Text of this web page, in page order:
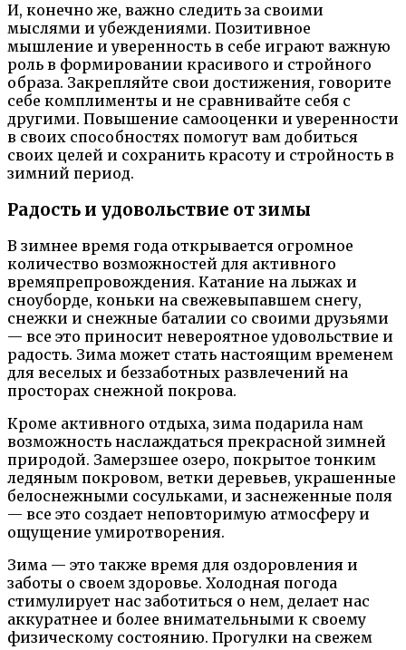
И, конечно же, важно следить за своими
мыслями и убеждениями. Позитивное
мышление и уверенность в себе играют важную
роль в формировании красивого и стройного
образа. Закрепляйте свои достижения, говорите
себе комплименты и не сравнивайте себя с
другими. Повышение самооценки и уверенности
в своих способностях помогут вам добиться
своих целей и сохранить красоту и стройность в
зимний период.
Радость и удовольствие от зимы
В зимнее время года открывается огромное
количество возможностей для активного
времяпрепровождения. Катание на лыжах и
сноуборде, коньки на свежевыпавшем снегу,
снежки и снежные баталии со своими друзьями
— все это приносит невероятное удовольствие и
радость. Зима может стать настоящим временем
для веселых и беззаботных развлечений на
просторах снежной покрова.
Кроме активного отдыха, зима подарила нам
возможность наслаждаться прекрасной зимней
природой. Замерзшее озеро, покрытое тонким
ледяным покровом, ветки деревьев, украшенные
белоснежными сосульками, и заснеженные поля
— все это создает неповторимую атмосферу и
ощущение умиротворения.
Зима — это также время для оздоровления и
заботы о своем здоровье. Холодная погода
стимулирует нас заботиться о нем, делает нас
аккуратнее и более внимательными к своему
физическому состоянию. Прогулки на свежем